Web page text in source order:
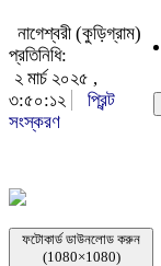
নাগেশ্বরী (কুড়িগ্রাম)
প্রতিনিধি:
২ মার্চ ২০২৫ ,
৩:৫০:১২
প্রিন্ট
সংস্করণ
ফটোকার্ড ডাউনলোড করুন
(1080×1080)